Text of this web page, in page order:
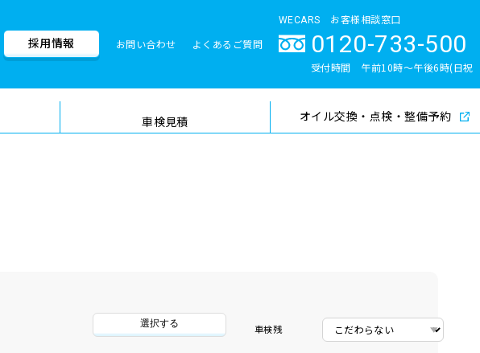
検索
採用情報 お問い合わせ よくあるご質問
WECARS お客様相談窓口
0120-733-500
受付時間 午前10時〜午後6時(日祝
車検見積
品質管理とサポート体制
オイル交換・点検・整備予約
選択する 車検残